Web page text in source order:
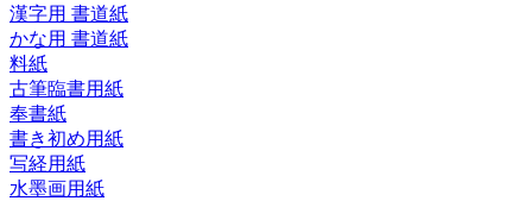
漢字用 書道紙
かな用 書道紙
料紙
古筆臨書用紙
奉書紙
書き初め用紙
写経用紙
水墨画用紙